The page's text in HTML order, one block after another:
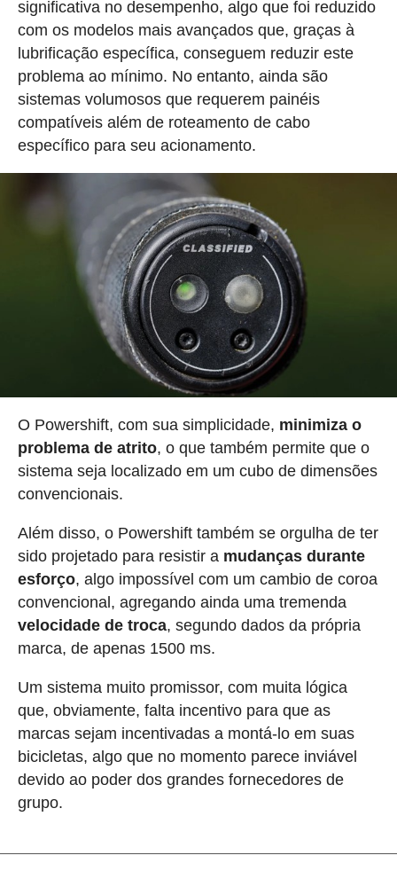
significativa no desempenho, algo que foi reduzido
com os modelos mais avançados que, graças à
lubrificação específica, conseguem reduzir este
problema ao mínimo. No entanto, ainda são
sistemas volumosos que requerem painéis
compatíveis além de roteamento de cabo
específico para seu acionamento.
O Powershift, com sua simplicidade, minimiza o
problema de atrito, o que também permite que o
sistema seja localizado em um cubo de dimensões
convencionais.
Além disso, o Powershift também se orgulha de ter
sido projetado para resistir a mudanças durante
esforço, algo impossível com um cambio de coroa
convencional, agregando ainda uma tremenda
velocidade de troca, segundo dados da própria
marca, de apenas 1500 ms.
Um sistema muito promissor, com muita lógica
que, obviamente, falta incentivo para que as
marcas sejam incentivadas a montá-lo em suas
bicicletas, algo que no momento parece inviável
devido ao poder dos grandes fornecedores de
grupo.